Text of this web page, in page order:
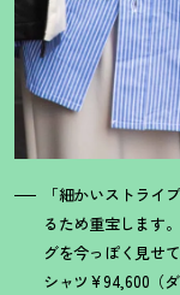
「細かいストライ
るため重宝します
グを今っぽく見せ
シャツ¥94,600（ダ